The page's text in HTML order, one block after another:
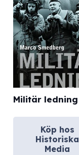
Militär ledning
Köp hos
Historiska
Media